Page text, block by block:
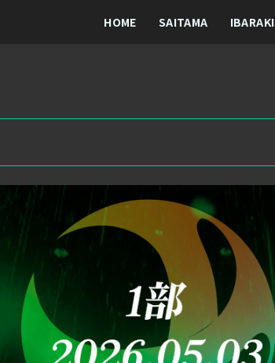
HOME SAITAMA IBARAKI